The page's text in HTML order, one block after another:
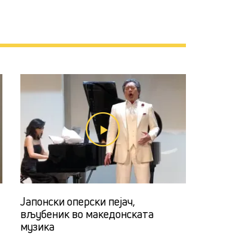
Јапонски оперски пејач,
вљубеник во македонската
музика